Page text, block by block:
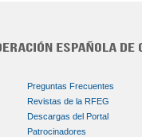
Preguntas Frecuentes
Revistas de la RFEG
Descargas del Portal
Patrocinadores